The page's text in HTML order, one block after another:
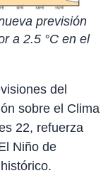
previsión
a 2.5 °C en el
del
sobre el Clima
22, refuerza
Niño de